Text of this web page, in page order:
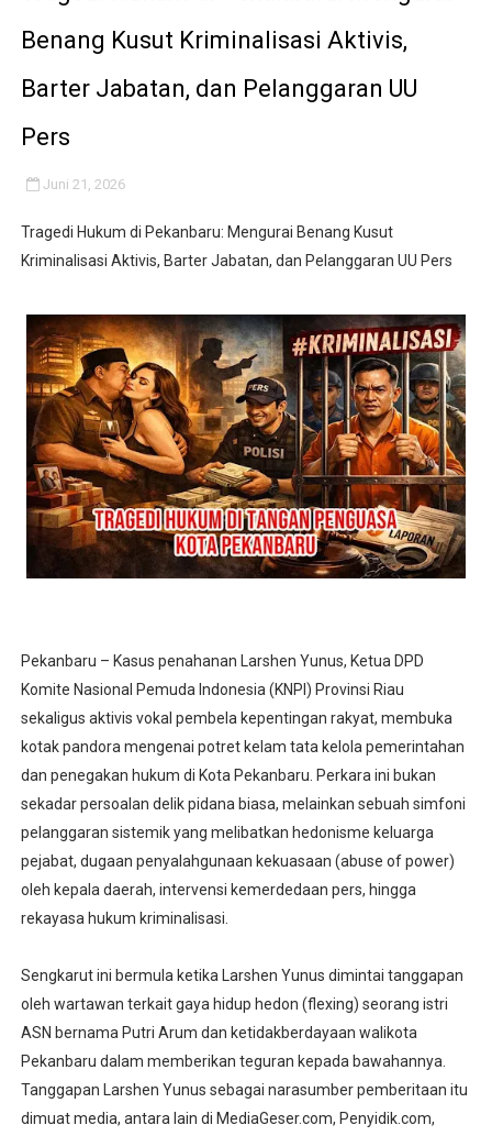
Disaksikan CEO Bos Papua Barat, turnamen sepak
Di ikuti 14 Desa Turnamen sepak bola se-kecamatan
Dilaporkan Kuasa Hukum Bupati Bombana: Manton
Rayakan Ulang Tahun, Faris Redaktur Reporternews
DIDUGA SENGAJA MEMBUANG SAMPAH KE
Benang Kusut Kriminalisasi Aktivis,
Barter Jabatan, dan Pelanggaran UU
Pers
Juni 21, 2026
Tragedi Hukum di Pekanbaru: Mengurai Benang Kusut
Kriminalisasi Aktivis, Barter Jabatan, dan Pelanggaran UU Pers
Pekanbaru – Kasus penahanan Larshen Yunus, Ketua DPD
Komite Nasional Pemuda Indonesia (KNPI) Provinsi Riau
sekaligus aktivis vokal pembela kepentingan rakyat, membuka
kotak pandora mengenai potret kelam tata kelola pemerintahan
dan penegakan hukum di Kota Pekanbaru. Perkara ini bukan
sekadar persoalan delik pidana biasa, melainkan sebuah simfoni
pelanggaran sistemik yang melibatkan hedonisme keluarga
pejabat, dugaan penyalahgunaan kekuasaan (abuse of power)
oleh kepala daerah, intervensi kemerdedaan pers, hingga
rekayasa hukum kriminalisasi.
Sengkarut ini bermula ketika Larshen Yunus dimintai tanggapan
oleh wartawan terkait gaya hidup hedon (flexing) seorang istri
ASN bernama Putri Arum dan ketidakberdayaan walikota
Pekanbaru dalam memberikan teguran kepada bawahannya.
Tanggapan Larshen Yunus sebagai narasumber pemberitaan itu
dimuat media, antara lain di MediaGeser.com, Penyidik.com,